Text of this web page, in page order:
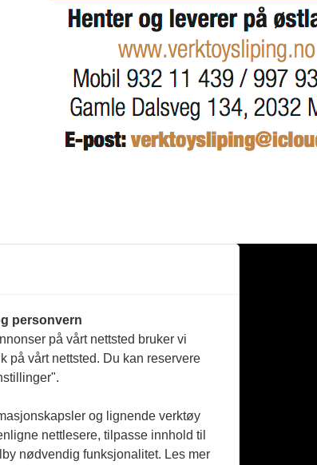
Reportasje
Produkter
Jobbmarked
personvern
på vårt nettsted bruker vi
på vårt nettsted. Du kan reservere
og lignende verktøy
nettlesere, tilpasse innhold til
nødvendig funksjonalitet. Les mer